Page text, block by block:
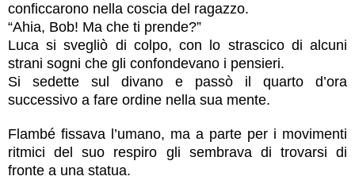
conficcarono nella coscia del ragazzo.
“Ahia, Bob! Ma che ti prende?”
Luca si svegliò di colpo, con lo strascico di alcuni
strani sogni che gli confondevano i pensieri.
Si sedette sul divano e passò il quarto d’ora
successivo a fare ordine nella sua mente.
Flambé fissava l’umano, ma a parte per i movimenti
ritmici del suo respiro gli sembrava di trovarsi di
fronte a una statua.